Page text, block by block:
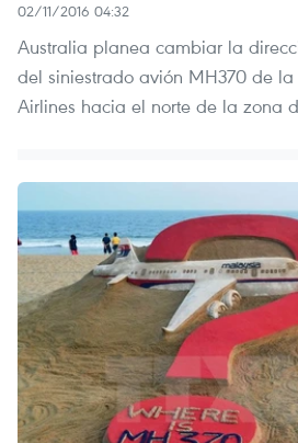
02/11/2016 04:32
Australia planea cambiar la
del siniestrado avión MH370 de
Airlines hacia el norte de la zona